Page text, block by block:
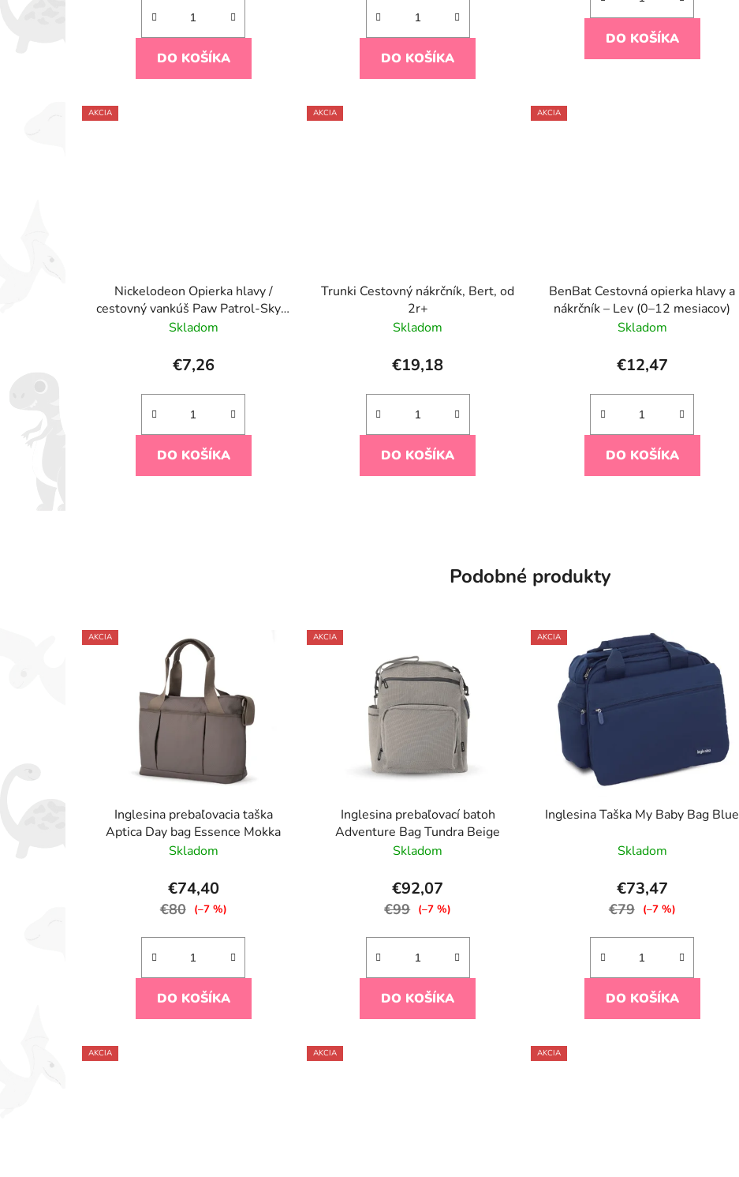
DO KOŠÍKA DO KOŠÍKA
DO KOŠÍKA
AKCIA
Nickelodeon Opierka hlavy /
cestovný vankúš Paw Patrol-Skye,
2r+
Skladom
€7,26
DO KOŠÍKA
AKCIA
Trunki Cestovný nákrčník, Bert, od
2r+
Skladom
€19,18
DO KOŠÍKA
AKCIA
BenBat Cestovná opierka hlavy a
nákrčník – Lev (0–12 mesiacov)
Skladom
€12,47
DO KOŠÍKA
Podobné produkty
AKCIA
Inglesina prebaľovacia taška
Aptica Day bag Essence Mokka
Skladom
€74,40
€80 (–7 %)
DO KOŠÍKA
AKCIA
Inglesina prebaľovací batoh
Adventure Bag Tundra Beige
Skladom
€92,07
€99 (–7 %)
DO KOŠÍKA
AKCIA
Inglesina Taška My Baby Bag Blue
Skladom
€73,47
€79 (–7 %)
DO KOŠÍKA
AKCIA AKCIA AKCIA